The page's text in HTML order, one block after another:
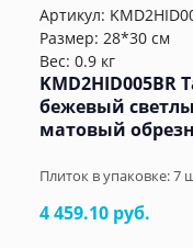
Артикул:
Размер: 28*30 см
Вес: 0.9 кг
KMD2HID005BR
бежевый
матовый
Плиток в упаковке:7
4 459.10 руб.